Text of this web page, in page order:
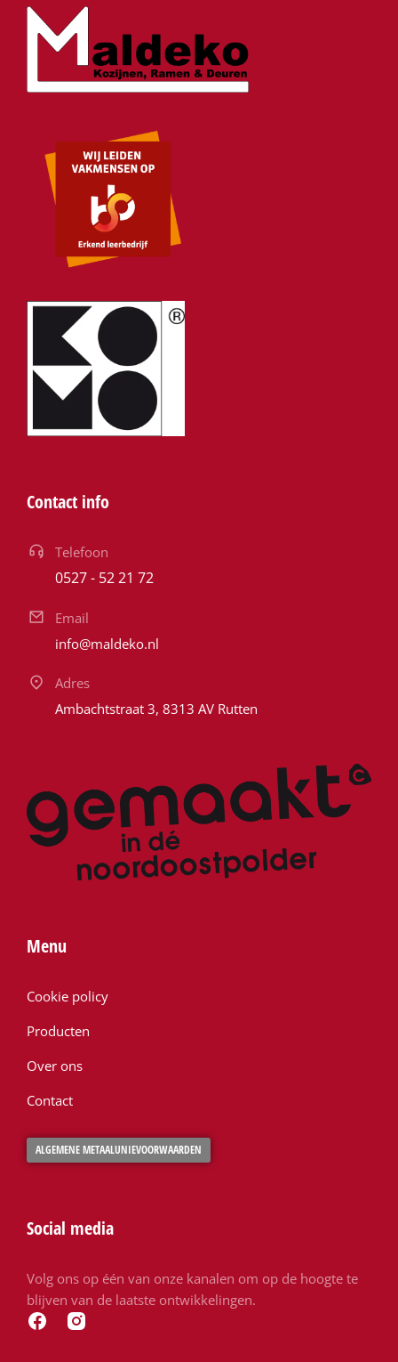
Contact info
Telefoon
0527 - 52 21 72
Email
info@maldeko.nl
Adres
Ambachtstraat 3, 8313 AV Rutten
Menu
Cookie policy
Producten
Over ons
Contact
ALGEMENE METAALUNIEVOORWAARDEN
Social media
Volg ons op één van onze kanalen om op de hoogte te
blijven van de laatste ontwikkelingen.